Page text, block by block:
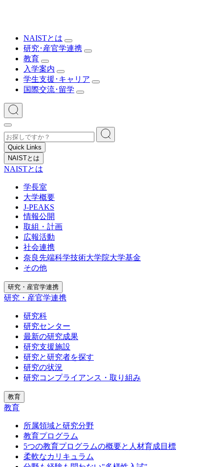
NAISTとは
研究･産官学連携
教育
入学案内
学生支援･キャリア
国際交流･留学
Quick Links
NAISTとは
NAISTとは
学長室
大学概要
J-PEAKS
情報公開
取組・計画
広報活動
社会連携
奈良先端科学技術大学院大学基金
その他
研究・産官学連携
研究・産官学連携
研究科
研究センター
最新の研究成果
研究支援施設
研究と研究者を探す
研究の状況
研究コンプライアンス・取り組み
教育
教育
所属領域と研究分野
教育プログラム
5つの教育プログラムの概要と人材育成目標
柔軟なカリキュラム